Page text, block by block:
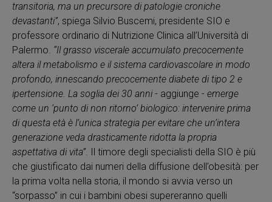
transitoria, ma un precursore di patologie croniche
devastanti”, spiega Silvio Buscemi, presidente SIO e
professore ordinario di Nutrizione Clinica all’Università di
Palermo. “Il grasso viscerale accumulato precocemente
altera il metabolismo e il sistema cardiovascolare in modo
profondo, innescando precocemente diabete di tipo 2 e
ipertensione. La soglia dei 30 anni- aggiunge - emerge
come un ‘punto di non ritorno’ biologico: intervenire prima
di questa età è l’unica strategia per evitare che un’intera
generazione veda drasticamente ridotta la propria
aspettativa di vita”. Il timore degli specialisti della SIO è più
che giustificato dai numeri della diffusione dell’obesità: per
la prima volta nella storia, il mondo si avvia verso un
“sorpasso” in cui i bambini obesi supereranno quelli